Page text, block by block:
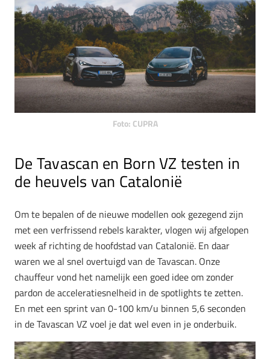
Foto: CUPRA
De Tavascan en Born VZ testen in
de heuvels van Catalonië
Om te bepalen of de nieuwe modellen ook gezegend zijn
met een verfrissend rebels karakter, vlogen wij afgelopen
week af richting de hoofdstad van Catalonië. En daar
waren we al snel overtuigd van de Tavascan. Onze
chauffeur vond het namelijk een goed idee om zonder
pardon de acceleratiesnelheid in de spotlights te zetten.
En met een sprint van 0-100 km/u binnen 5,6 seconden
in de Tavascan VZ voel je dat wel even in je onderbuik.